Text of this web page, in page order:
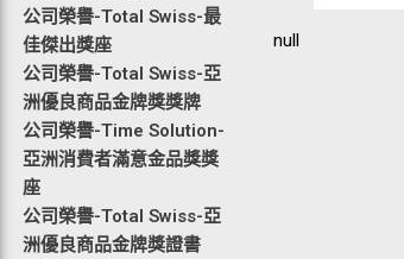
公司榮譽-Total Swiss-最
佳傑出獎座
公司榮譽-Total Swiss-亞
洲優良商品金牌獎獎牌
公司榮譽-Time Solution-
亞洲消費者滿意金品獎獎
座
公司榮譽-Total Swiss-亞
洲優良商品金牌獎證書
null